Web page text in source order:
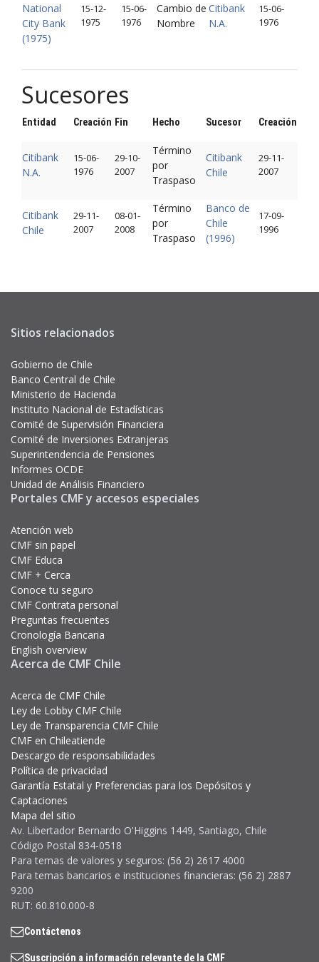
National
City Bank
(1975)
15-12-
1975
15-06-
1976
Cambio de
Nombre
Citibank
N.A.
15-06-
1976
Sucesores
Entidad Creación Fin Hecho Sucesor Creación
Citibank
N.A.
15-06-
1976
29-10-
2007
Término
por
Traspaso
Citibank
Chile
29-11-
2007
Citibank
Chile
29-11-
2007
08-01-
2008
Término
por
Traspaso
Banco de
Chile
(1996)
17-09-
1996
Sitios relacionados
Gobierno de Chile
Banco Central de Chile
Ministerio de Hacienda
Instituto Nacional de Estadísticas
Comité de Supervisión Financiera
Comité de Inversiones Extranjeras
Superintendencia de Pensiones
Informes OCDE
Unidad de Análisis Financiero
Portales CMF y accesos especiales
Atención web
CMF sin papel
CMF Educa
CMF + Cerca
Conoce tu seguro
CMF Contrata personal
Preguntas frecuentes
Cronología Bancaria
English overview
Acerca de CMF Chile
Acerca de CMF Chile
Ley de Lobby CMF Chile
Ley de Transparencia CMF Chile
CMF en Chileatiende
Descargo de responsabilidades
Política de privacidad
Garantía Estatal y Preferencias para los Depósitos y
Captaciones
Mapa del sitio
Av. Libertador Bernardo O'Higgins 1449, Santiago, Chile
Código Postal 834-0518
Para temas de valores y seguros: (56 2) 2617 4000
Para temas bancarios e instituciones financieras: (56 2) 2887
9200
RUT: 60.810.000-8
Contáctenos
Suscripción a información relevante de la CMF